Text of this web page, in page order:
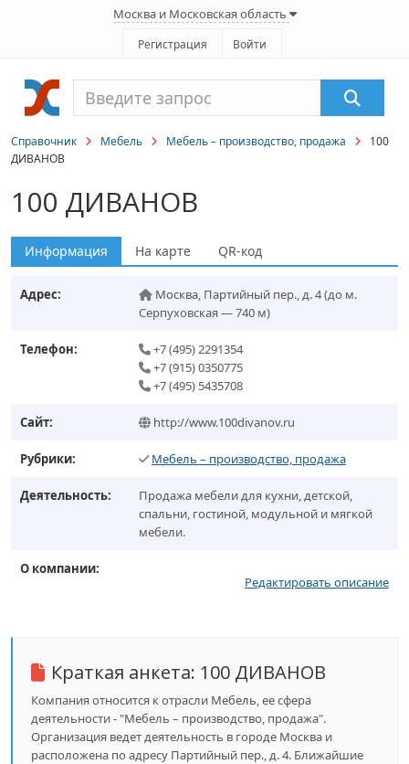
Москва и Московская область
Регистрация Войти
Справочник Мебель Мебель – производство, продажа
100
ДИВАНОВ
100 ДИВАНОВ
Информация На карте QR-код
Адрес: Москва, Партийный пер., д. 4(до м.
Серпуховская — 740 м)
Телефон:
+7 (495) 2291354
+7 (915) 0350775
+7 (495) 5435708
Сайт: http://www.100divanov.ru
Рубрики: Мебель – производство, продажа
Деятельность:
Продажа мебели для кухни, детской,
спальни, гостиной, модульной и мягкой
мебели.
О компании:
Редактировать описание
Краткая анкета: 100 ДИВАНОВ
Компания относится к отрасли Мебель, ее сфера
деятельности - "Мебель – производство, продажа".
Организация ведет деятельность в городе Москва и
расположена по адресу Партийный пер., д. 4. Ближайшие